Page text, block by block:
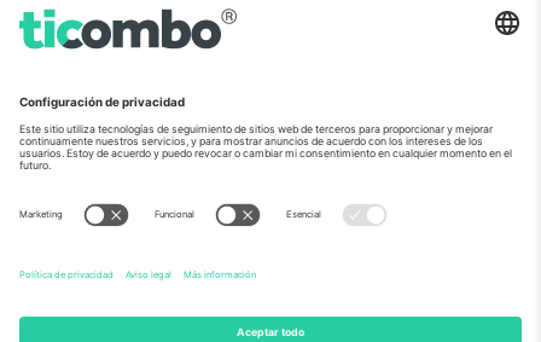
Regus Sofia City West, bul
Totleben 53-55, 1606 Sofia,
UAE Dubai Silicon Oasis, DDP
Building A1, Office 302, Dubai,
Mexico
Av Chapultepec 360, Roma
Norte, Cuauhtémoc, 06700
Ciudad de México, CDMX,
Mexico
La entidad jurídica del proveedor de la plataforma puede variar en
información, consulte la página específica del evento, el pie de